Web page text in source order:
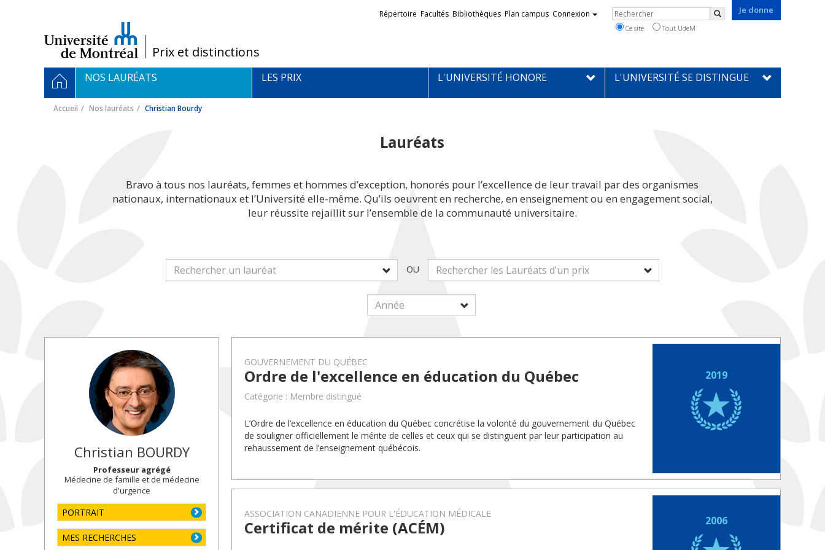
/Prix et distinctions
Je donne
Liens
externes
Répertoire Facultés Bibliothèques Plan campus Connexion Rechercher
Rechercher
Ce site Tout UdeM
Navigation
principale
ACCUEIL
NOS LAURÉATS LES PRIX L'UNIVERSITÉ HONORE L'UNIVERSITÉ SE DISTINGUE
Accueil Nos lauréats Christian Bourdy
Lauréats
Bravo à tous nos lauréats, femmes et hommes d’exception, honorés pour l’excellence de leur travail par des organismes
nationaux, internationaux et l’Université elle-même. Qu’ils oeuvrent en recherche, en enseignement ou en engagement social,
leur réussite rejaillit sur l’ensemble de la communauté universitaire.
OU
Christian BOURDY
Professeur agrégé
Médecine de famille et de médecine
d'urgence
PORTRAIT
MES RECHERCHES
GOUVERNEMENT DU QUÉBEC
Ordre de l'excellence en éducation du Québec
Catégorie : Membre distingué
L’Ordre de l’excellence en éducation du Québec concrétise la volonté du gouvernement du Québec
de souligner officiellement le mérite de celles et ceux qui se distinguent par leur participation au
rehaussement de l’enseignement québécois.
2019
ASSOCIATION CANADIENNE POUR L'ÉDUCATION MÉDICALE
Certificat de mérite (ACÉM) 2006